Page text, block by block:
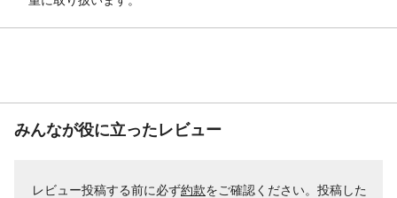
みんなが役に立ったレビュー
レビュー投稿する前に必ず約款をご確認ください。投稿した